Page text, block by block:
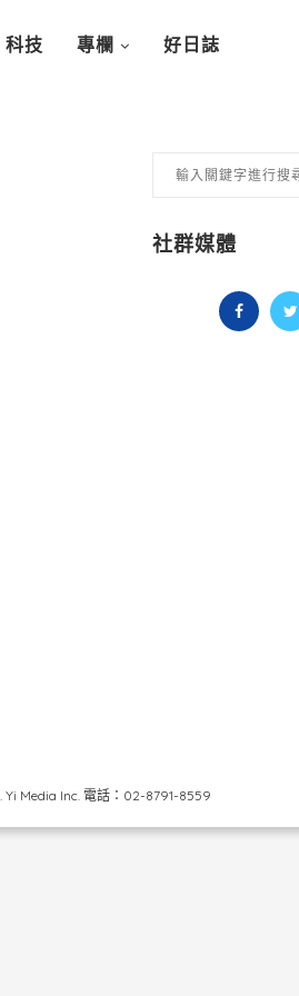
科技 專欄 好日誌
社群媒體
Yi Media Inc. 電話：02-8791-8559